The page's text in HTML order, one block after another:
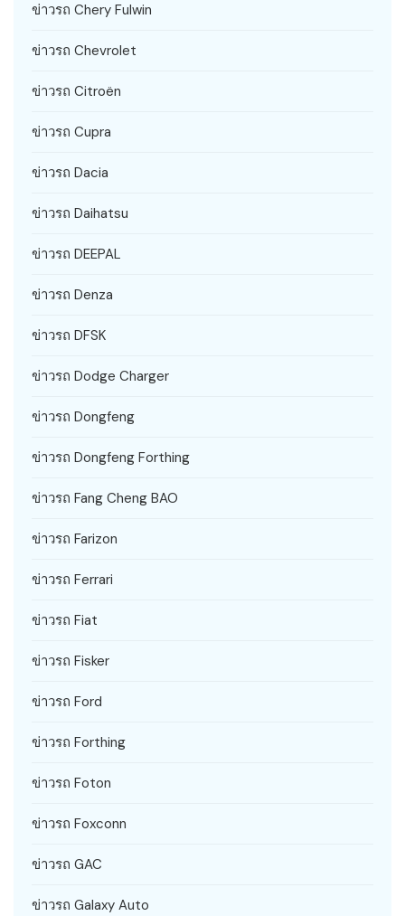
ข่าวรถ Chery Fulwin
ข่าวรถ Chevrolet
ข่าวรถ Citroën
ข่าวรถ Cupra
ข่าวรถ Dacia
ข่าวรถ Daihatsu
ข่าวรถ DEEPAL
ข่าวรถ Denza
ข่าวรถ DFSK
ข่าวรถ Dodge Charger
ข่าวรถ Dongfeng
ข่าวรถ Dongfeng Forthing
ข่าวรถ Fang Cheng BAO
ข่าวรถ Farizon
ข่าวรถ Ferrari
ข่าวรถ Fiat
ข่าวรถ Fisker
ข่าวรถ Ford
ข่าวรถ Forthing
ข่าวรถ Foton
ข่าวรถ Foxconn
ข่าวรถ GAC
ข่าวรถ Galaxy Auto